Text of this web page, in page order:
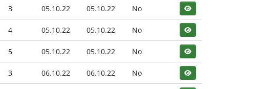
3 05.10.22 05.10.22 No
4 05.10.22 05.10.22 No
5 05.10.22 05.10.22 No
3 06.10.22 06.10.22 No